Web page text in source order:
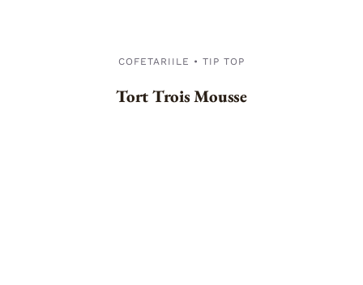
COFETARIILE • TIP TOP
Tort Trois Mousse